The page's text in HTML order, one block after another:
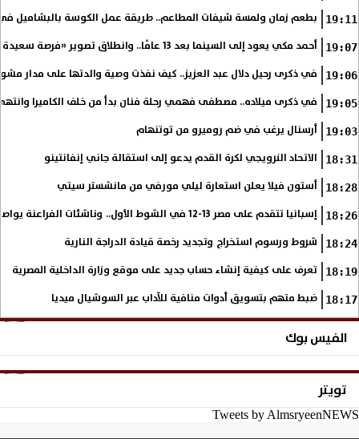
19:11 بطعم زمان ولمسة شيفات المطاعم.. طريقة عمل الكوسة بالبشاميل
19:07 أحمد مكي يعود إلى السينما بعد 13 عامًا.. وانطلاق تصوير «فرصة سعيدة»
19:06 في ذكرى رحيل دلال عبد العزيز.. كيف نفذت وصية والدتها على مدار
19:05 في ذكرى ميلاده.. مصطفى فهمي رحلة فنان بدأ من خلف الكاميرا وانتهى
19:03 أرسنال يرغب في ضم روميرو من توتنهام
18:31 الاتحاد النرويجي لكرة القدم يدعو إلى استقالة جاني إنفانتينو
18:28 أستون فيلا يعلن استعارة ليلي مورفي من مانشستر سيتي
18:26 إسبانيا تتقدم على مصر 13-12 في الشوط الأول.. وناشئات الفراعنة يواصلن حلم بلوغ نهائي مونديال اليد
18:24 شروط ورسوم استخراج وتجديد رخصة قيادة الدراجة النارية
18:19 تعرف على كيفية إنشاء حساب جديد على موقع وزارة الداخلية المصرية
18:17 ضبط متهم بتسويق أدوات منافية للآداب عبر السوشيال ميديا
الفيس بوك
تويتر
Tweets by AlmsryeenNEWS